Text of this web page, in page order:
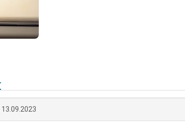
13.09.2023